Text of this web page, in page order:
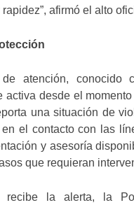
afirmó el alto
de atención, conocido
activa desde el
una situación de
el contacto con las
y asesoría
que requieran
la alerta, la